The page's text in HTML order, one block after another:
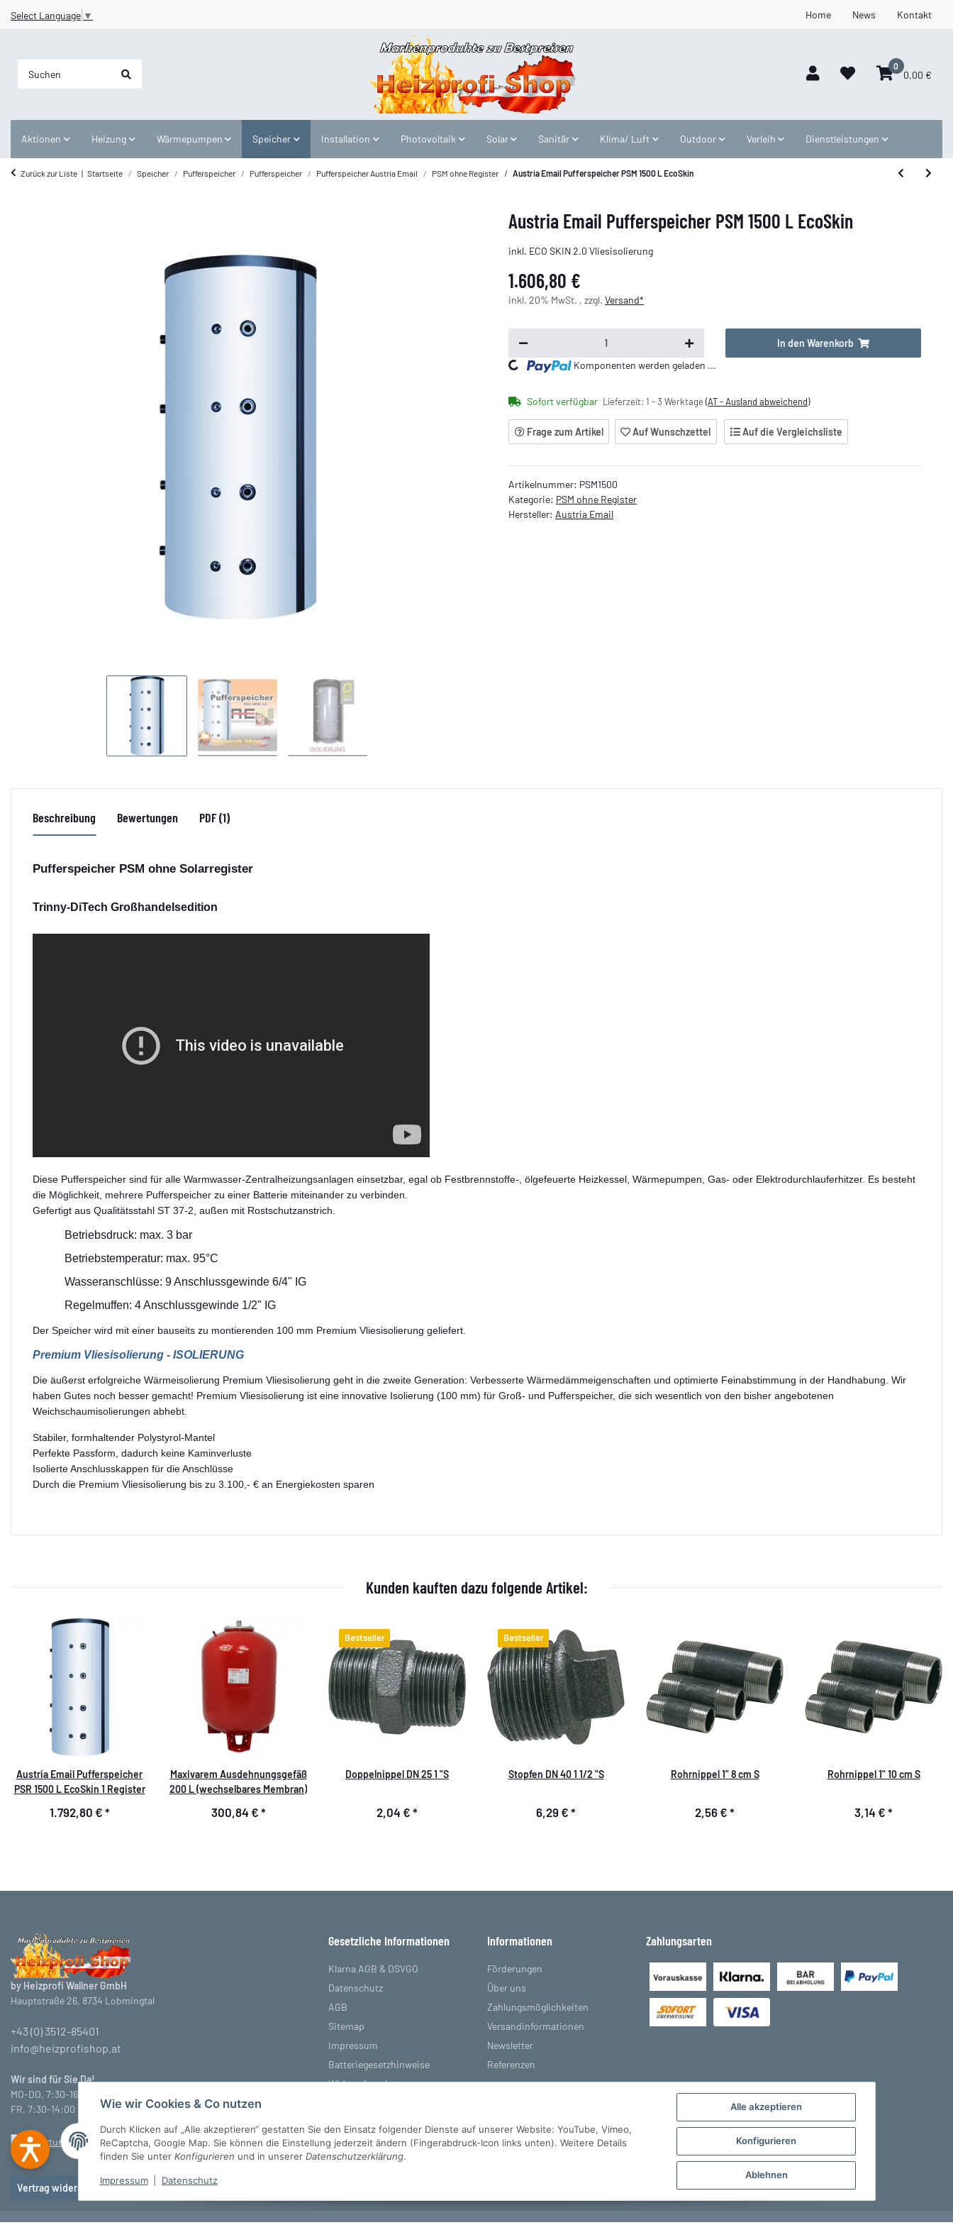
Alle akzeptieren
Konfigurieren
Ablehnen
Wie wir Cookies & Co nutzen
Durch Klicken auf „Alle akzeptieren“ gestatten Sie den Einsatz folgender Dienste auf unserer Website: YouTube, Vimeo,
ReCaptcha, Google Map. Sie können die Einstellung jederzeit ändern (Fingerabdruck-Icon links unten). Weitere Details
finden Sie unter Konfigurieren und in unserer Datenschutzerklärung.
Impressum Datenschutz
Home News Kontakt
Select Language ▼
0
0,00 €
Aktionen Heizung Wärmepumpen Speicher Installation Photovoltaik Solar Sanitär Klima/ Luft Outdoor Verleih Dienstleistungen
Zurück zur Liste Startseite Speicher Pufferspeicher Pufferspeicher Pufferspeicher Austria Email PSM ohne Register Austria Email Pufferspeicher PSM 1500 L EcoSkin
Austria Email Pufferspeicher PSM 1500 L EcoSkin
inkl. ECO SKIN 2.0 Vliesisolierung
1.606,80 €
inkl. 20% MwSt. , zzgl. Versand*
In den Warenkorb
Loading... Komponenten werden geladen ...
Sofort verfügbar Lieferzeit: 1 - 3 Werktage (AT - Ausland abweichend)
Frage zum Artikel Auf Wunschzettel Auf die Vergleichsliste
Artikelnummer: PSM1500
Kategorie: PSM ohne Register
Hersteller: Austria Email
Beschreibung Bewertungen PDF (1)
Pufferspeicher PSM ohne Solarregister
Trinny-DiTech Großhandelsedition
Diese Pufferspeicher sind für alle Warmwasser-Zentralheizungsanlagen einsetzbar, egal ob Festbrennstoffe-, ölgefeuerte Heizkessel, Wärmepumpen, Gas- oder Elektrodurchlauferhitzer. Es besteht
die Möglichkeit, mehrere Pufferspeicher zu einer Batterie miteinander zu verbinden.
Gefertigt aus Qualitätsstahl ST 37-2, außen mit Rostschutzanstrich.
Betriebsdruck: max. 3 bar
Betriebstemperatur: max. 95°C
Wasseranschlüsse: 9 Anschlussgewinde 6/4" IG
Regelmuffen: 4 Anschlussgewinde 1/2" IG
Der Speicher wird mit einer bauseits zu montierenden 100 mm Premium Vliesisolierung geliefert.
Premium Vliesisolierung - ISOLIERUNG
Die äußerst erfolgreiche Wärmeisolierung Premium Vliesisolierung geht in die zweite Generation: Verbesserte Wärmedämmeigenschaften und optimierte Feinabstimmung in der Handhabung. Wir
haben Gutes noch besser gemacht! Premium Vliesisolierung ist eine innovative Isolierung (100 mm) für Groß- und Pufferspeicher, die sich wesentlich von den bisher angebotenen
Weichschaumisolierungen abhebt.
Stabiler, formhaltender Polystyrol-Mantel
Perfekte Passform, dadurch keine Kaminverluste
Isolierte Anschlusskappen für die Anschlüsse
Durch die Premium Vliesisolierung bis zu 3.100,- € an Energiekosten sparen
Kunden kauften dazu folgende Artikel:
Austria Email Pufferspeicher
PSR 1500 L EcoSkin 1 Register
1.792,80 € *
Maxivarem Ausdehnungsgefäß
200 L (wechselbares Membran)
300,84 € *
Bestseller
Doppelnippel DN 25 1 "S
2,04 € *
Bestseller
Stopfen DN 40 1 1/2 "S
6,29 € *
Rohrnippel 1" 8 cm S
2,56 € *
Rohrnippel 1" 10 cm S
3,14 € *
by Heizprofi Wallner GmbH
Hauptstraße 26, 8734 Lobmingtal
+43 (0) 3512-85401
info@heizprofishop.at
Wir sind für Sie Da!
MO-DO, 7:30-16:30 Uhr
FR, 7:30-14:00 Uhr
Gesetzliche Informationen
Klarna AGB & DSVGO
Datenschutz
AGB
Sitemap
Impressum
Batteriegesetzhinweise
Widerrufsrecht
Informationen
Förderungen
Über uns
Zahlungsmöglichkeiten
Versandinformationen
Newsletter
Referenzen
Zahlungsarten
Vertrag widerrufen